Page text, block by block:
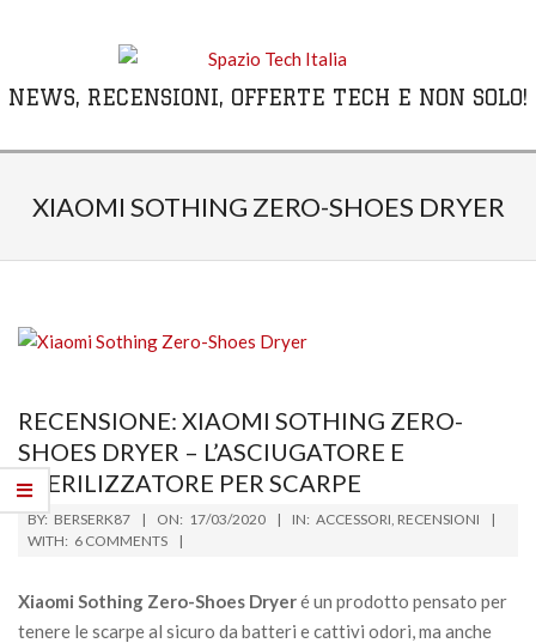
NEWS, RECENSIONI, OFFERTE TECH E NON SOLO!
MenuXIAOMI SOTHING ZERO-SHOES DRYER
RECENSIONE: XIAOMI SOTHING ZERO-
SHOES DRYER – L’ASCIUGATORE E
STERILIZZATORE PER SCARPE
2020-
03-
BY: BERSERK87 ON: 17/03/2020 IN: ACCESSORI RECENSIONI
WITH: 6 COMMENTS
Xiaomi Sothing Zero-Shoes Dryeré un prodotto pensato per
tenere le scarpe al sicuro da batteri e cattivi odori, ma anche